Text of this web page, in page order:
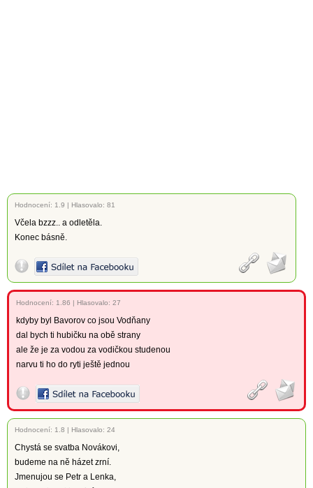
Hodnocení: 1.9 | Hlasovalo: 81
Včela bzzz.. a odletěla.
Konec básně.
Hodnocení: 1.86 | Hlasovalo: 27
kdyby byl Bavorov co jsou Vodňany
dal bych ti hubičku na obě strany
ale že je za vodou za vodičkou studenou
narvu ti ho do ryti ještě jednou
Hodnocení: 1.8 | Hlasovalo: 24
Chystá se svatba Novákovi,
budeme na ně házet zrní.
Jmenujou se Petr a Lenka,